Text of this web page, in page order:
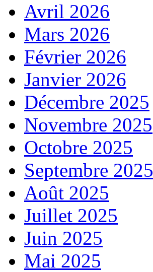
Avril 2026
Mars 2026
Février 2026
Janvier 2026
Décembre 2025
Novembre 2025
Octobre 2025
Septembre 2025
Août 2025
Juillet 2025
Juin 2025
Mai 2025